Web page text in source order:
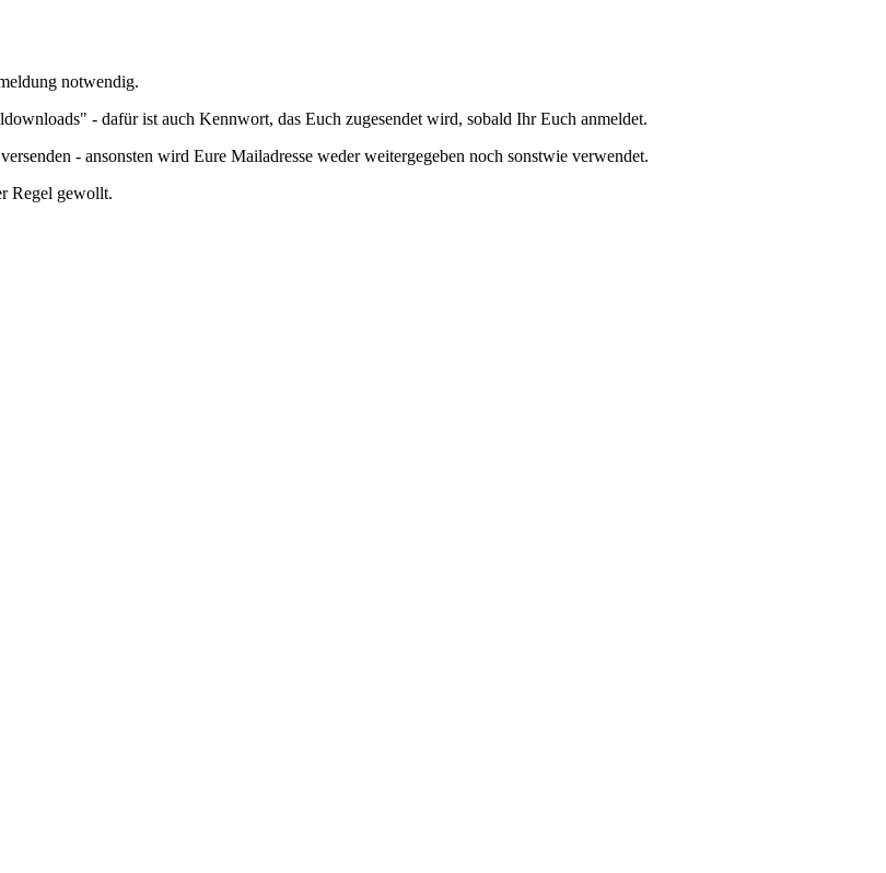
notwendig.
- dafür ist auch Kennwort, das Euch zugesendet wird, sobald Ihr Euch anmeldet.
- ansonsten wird Eure Mailadresse weder weitergegeben noch sonstwie verwendet.
Regel gewollt.